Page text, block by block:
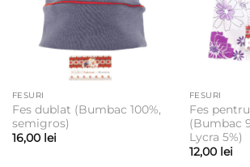
FESURI
Fes dublat (Bumbac 100%,
semigros)
16,00 lei
FESURI
Fes
(Bumbac
Lycra 5%)
12,00 lei